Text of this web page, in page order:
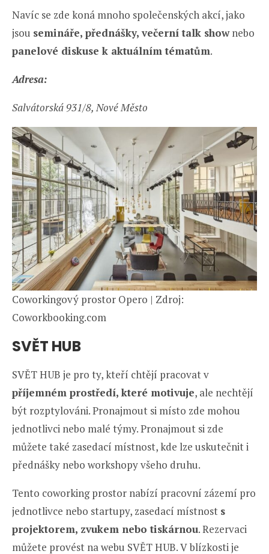
Navíc se zde koná mnoho společenských akcí, jako
jsou semináře, přednášky, večerní talk shownebo
panelové diskuse k aktuálním tématům.
Adresa:
Salvátorská 931/8, Nové Město
Coworkingový prostor Opero | Zdroj:
Coworkbooking.com
SVĚT HUB
SVĚT HUB je pro ty, kteří chtějí pracovat v
příjemném prostředí, které motivuje, ale nechtějí
být rozptylováni. Pronajmout si místo zde mohou
jednotlivci nebo malé týmy. Pronajmout si zde
můžete také zasedací místnost, kde lze uskutečnit i
přednášky nebo workshopy všeho druhu.
Tento coworking prostor nabízí pracovní zázemí pro
jednotlivce nebo startupy, zasedací místnost s
projektorem, zvukem nebo tiskárnou. Rezervaci
můžete provést na webu SVĚT HUB. V blízkosti je